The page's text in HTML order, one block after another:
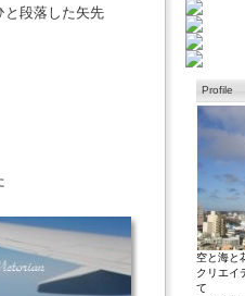
段落した矢先
Profile
空と海と
クリエイ
て